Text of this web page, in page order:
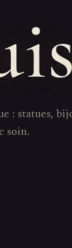
: statues,
soin.